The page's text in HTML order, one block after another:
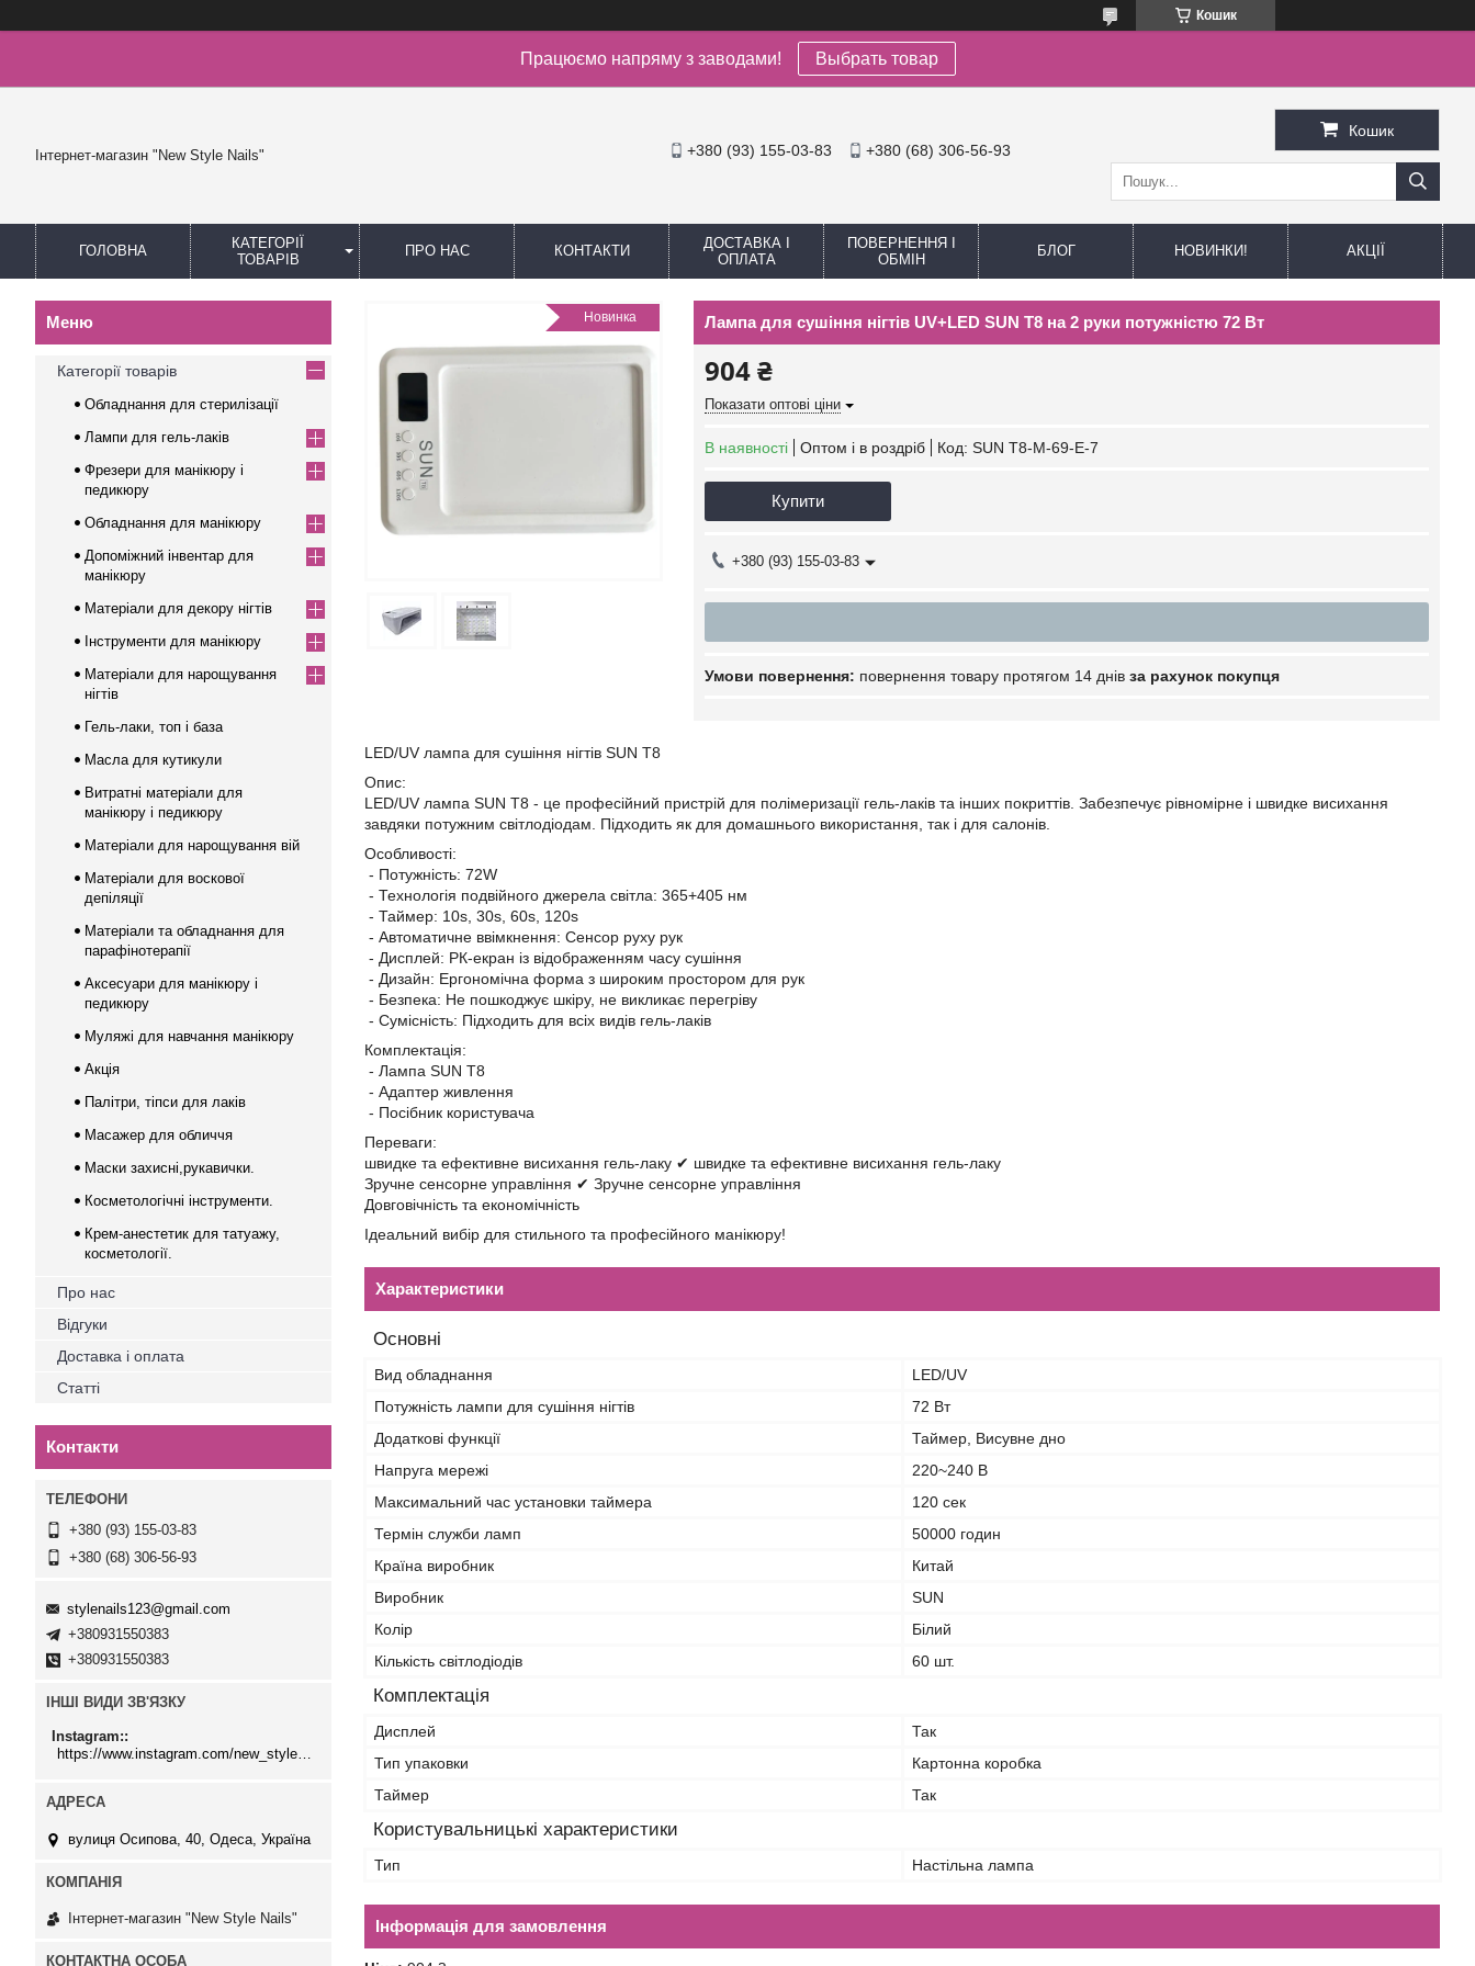
Кошик
Працюємо напряму з заводами! Выбрать товар
Інтернет-магазин "New Style Nails" +380 (93) 155-03-83 +380 (68) 306-56-93
Кошик
ГОЛОВНА
КАТЕГОРІЇ
ТОВАРІВ
ПРО НАС КОНТАКТИ
ДОСТАВКА І
ОПЛАТА
ПОВЕРНЕННЯ І
ОБМІН
БЛОГ НОВИНКИ! АКЦІЇ
Новинка Лампа для сушіння нігтів UV+LED SUN Т8 на 2 руки потужністю 72 Вт
904 ₴
Показати оптові ціни
В наявності Оптом і в роздріб Код: SUN Т8-М-69-Е-7
Купити
+380 (93) 155-03-83
повернення товару протягом 14 днів за рахунок покупця
LED/UV лампа для сушіння нігтів SUN T8
Опис:
LED/UV лампа SUN T8 - це професійний пристрій для полімеризації гель-лаків та інших покриттів. Забезпечує рівномірне і швидке висихання
завдяки потужним світлодіодам. Підходить як для домашнього використання, так і для салонів.
Особливості:
- Потужність: 72W
- Технологія подвійного джерела світла: 365+405 нм
- Таймер: 10s, 30s, 60s, 120s
- Автоматичне ввімкнення: Сенсор руху рук
- Дисплей: РК-екран із відображенням часу сушіння
- Дизайн: Ергономічна форма з широким простором для рук
- Безпека: Не пошкоджує шкіру, не викликає перегріву
- Сумісність: Підходить для всіх видів гель-лаків
Комплектація:
- Лампа SUN T8
- Адаптер живлення
- Посібник користувача
Переваги:
швидке та ефективне висихання гель-лаку ✔ швидке та ефективне висихання гель-лаку
Зручне сенсорне управління ✔ Зручне сенсорне управління
Довговічність та економічність
Ідеальний вибір для стильного та професійного манікюру!
Характеристики
Основні
Вид обладнання
LED/UV
Потужність лампи для сушіння нігтів
72 Вт
Додаткові функції
Таймер, Висувне дно
Напруга мережі
220~240 В
Максимальний час установки таймера
120 сек
Термін служби ламп
50000 годин
Країна виробник
Китай
Виробник
SUN
Колір
Білий
Кількість світлодіодів
60 шт.
Комплектація
Дисплей
Так
Тип упаковки
Картонна коробка
Таймер
Так
Користувальницькі характеристики
Тип Настільна лампа
Інформація для замовлення
Категорії товарів
Обладнання для стерилізації
Лампи для гель-лаків
Фрезери для манікюру і
педикюру
Обладнання для манікюру
Допоміжний інвентар для
манікюру
Матеріали для декору нігтів
Інструменти для манікюру
Матеріали для нарощування
нігтів
Гель-лаки, топ і база
Масла для кутикули
Витратні матеріали для
манікюру і педикюру
Матеріали для нарощування вій
Матеріали для воскової
депіляції
Матеріали та обладнання для
парафінотерапії
Аксесуари для манікюру і
педикюру
Муляжі для навчання манікюру
Акція
Палітри, тіпси для лаків
Масажер для обличчя
Маски захисні,рукавички.
Косметологічні інструменти.
Крем-анестетик для татуажу,
косметології.
Про нас
Відгуки
Доставка і оплата
Статті
Контакти
+380 (93) 155-03-83
+380 (68) 306-56-93
stylenails123@gmail.com
+380931550383
+380931550383
ІНШІ ВИДИ ЗВ'ЯЗКУ
Instagram:
https://www.instagram.com/new_stylenails_/
вулиця Осипова, 40, Одеса, Україна
Інтернет-магазин "New Style Nails"